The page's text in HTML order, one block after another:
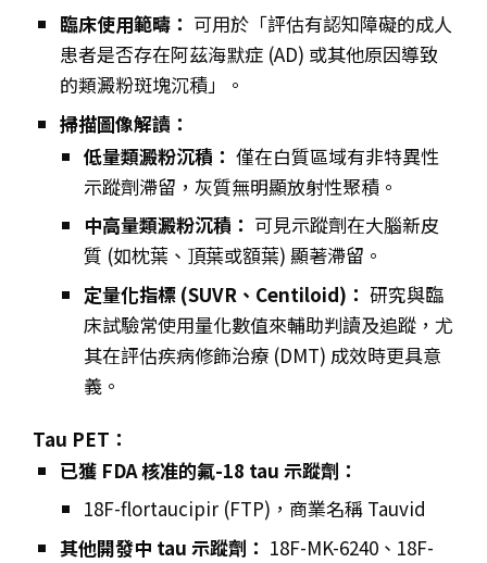
臨床使用範疇： 可用於「評估有認知障礙的成人
患者是否存在阿茲海默症 (AD) 或其他原因導致
的類澱粉斑塊沉積」。
掃描圖像解讀：
低量類澱粉沉積： 僅在白質區域有非特異性
示蹤劑滯留，灰質無明顯放射性聚積。
中高量類澱粉沉積： 可見示蹤劑在大腦新皮
質 (如枕葉、頂葉或額葉) 顯著滯留。
定量化指標 (SUVR、Centiloid)： 研究與臨
床試驗常使用量化數值來輔助判讀及追蹤，尤
其在評估疾病修飾治療 (DMT) 成效時更具意
義。
Tau PET：
已獲 FDA 核准的氟-18 tau 示蹤劑：
18F-flortaucipir (FTP)，商業名稱 Tauvid
其他開發中 tau 示蹤劑： 18F-MK-6240、18F-